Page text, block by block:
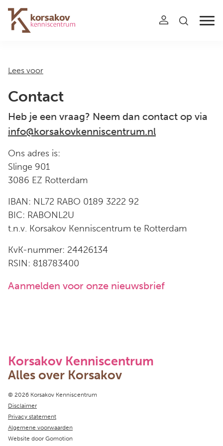
Navigation
Lees voor
Contact
Heb je een vraag? Neem dan contact op via
info@korsakovkenniscentrum.nl
Ons adres is:
Slinge 901
3086 EZ Rotterdam
IBAN: NL72 RABO 0189 3222 92
BIC: RABONL2U
t.n.v. Korsakov Kenniscentrum te Rotterdam
KvK-nummer: 24426134
RSIN: 818783400
Aanmelden voor onze nieuwsbrief
Korsakov Kenniscentrum
Alles over Korsakov
Copyright navigation
© 2026 Korsakov Kenniscentrum
Disclaimer
Privacy statement
Algemene voorwaarden
Website door Gomotion